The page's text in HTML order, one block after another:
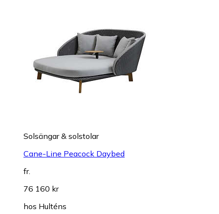
Solsängar & solstolar
Cane-Line Peacock Daybed
fr.
76 160 kr
hos Hulténs